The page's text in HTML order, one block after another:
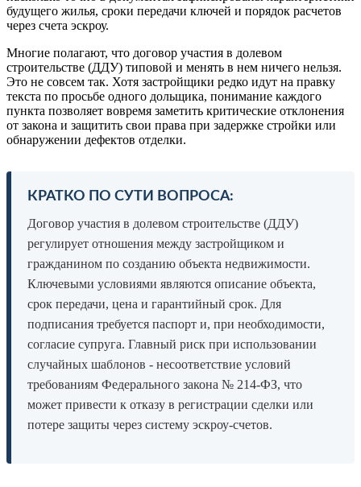
будущего жилья, сроки передачи ключей и порядок расчетов
через счета эскроу.
Многие полагают, что договор участия в долевом
строительстве (ДДУ) типовой и менять в нем ничего нельзя.
Это не совсем так. Хотя застройщики редко идут на правку
текста по просьбе одного дольщика, понимание каждого
пункта позволяет вовремя заметить критические отклонения
от закона и защитить свои права при задержке стройки или
обнаружении дефектов отделки.
КРАТКО ПО СУТИ ВОПРОСА:
Договор участия в долевом строительстве (ДДУ)
регулирует отношения между застройщиком и
гражданином по созданию объекта недвижимости.
Ключевыми условиями являются описание объекта,
срок передачи, цена и гарантийный срок. Для
подписания требуется паспорт и, при необходимости,
согласие супруга. Главный риск при использовании
случайных шаблонов - несоответствие условий
требованиям Федерального закона № 214-ФЗ, что
может привести к отказу в регистрации сделки или
потере защиты через систему эскроу-счетов.